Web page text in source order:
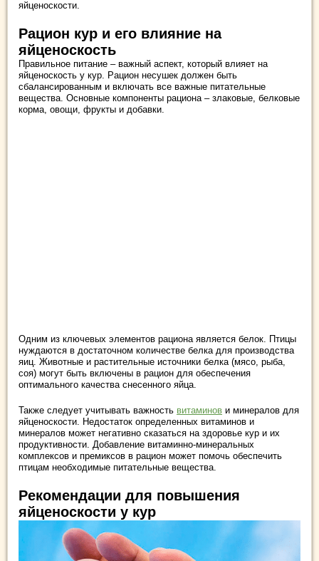
яйценоскости.
Рацион кур и его влияние на
яйценоскость
Правильное питание – важный аспект, который влияет на
яйценоскость у кур. Рацион несушек должен быть
сбалансированным и включать все важные питательные
вещества. Основные компоненты рациона – злаковые, белковые
корма, овощи, фрукты и добавки.
Одним из ключевых элементов рациона является белок. Птицы
нуждаются в достаточном количестве белка для производства
яиц. Животные и растительные источники белка (мясо, рыба,
соя) могут быть включены в рацион для обеспечения
оптимального качества снесенного яйца.
Также следует учитывать важность витаминов и минералов для
яйценоскости. Недостаток определенных витаминов и
минералов может негативно сказаться на здоровье кур и их
продуктивности. Добавление витаминно-минеральных
комплексов и премиксов в рацион может помочь обеспечить
птицам необходимые питательные вещества.
Рекомендации для повышения
яйценоскости у кур